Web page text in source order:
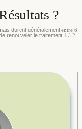
?
durent généralement entre 6
renouveler le traitement 1 à 2